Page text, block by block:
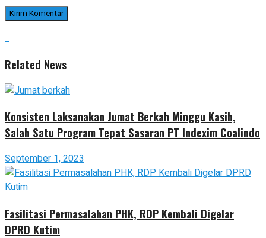
Related News
Konsisten Laksanakan Jumat Berkah Minggu Kasih,
Salah Satu Program Tepat Sasaran PT Indexim Coalindo
September 1, 2023
Fasilitasi Permasalahan PHK, RDP Kembali Digelar
DPRD Kutim